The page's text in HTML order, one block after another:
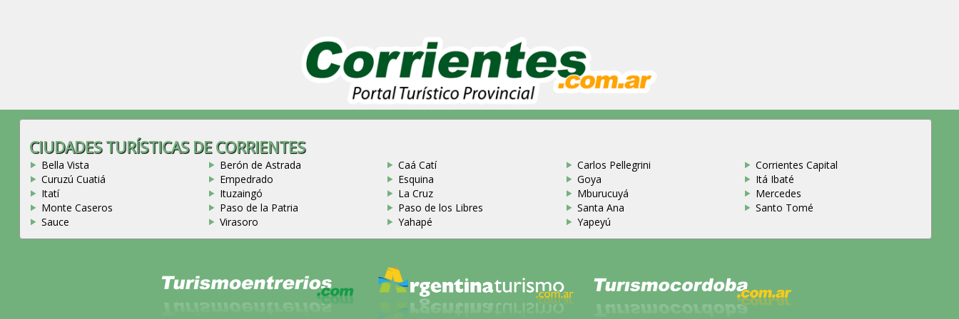
CIUDADES TURÍSTICAS DE CORRIENTES
Bella Vista Berón de Astrada Caá Catí Carlos Pellegrini
Corrientes Capital
Curuzú Cuatiá
Empedrado Esquina Goya
Itá Ibaté
Itatí
Ituzaingó La Cruz Mburucuyá
Mercedes
Monte Caseros
Paso de la Patria Paso de los Libres Santa Ana
Santo Tomé
Sauce
Virasoro Yahapé Yapeyú